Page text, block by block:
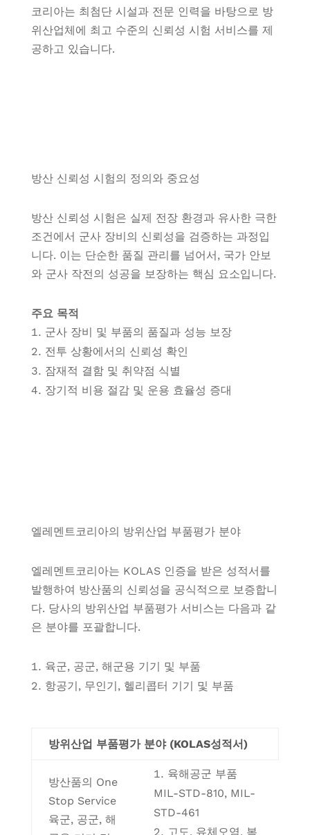
코리아는 최첨단 시설과 전문 인력을 바탕으로 방
위산업체에 최고 수준의 신뢰성 시험 서비스를 제
공하고 있습니다.
방산 신뢰성 시험의 정의와 중요성
방산 신뢰성 시험은 실제 전장 환경과 유사한 극한
조건에서 군사 장비의 신뢰성을 검증하는 과정입
니다. 이는 단순한 품질 관리를 넘어서, 국가 안보
와 군사 작전의 성공을 보장하는 핵심 요소입니다.
주요 목적
군사 장비 및 부품의 품질과 성능 보장
전투 상황에서의 신뢰성 확인
잠재적 결함 및 취약점 식별
장기적 비용 절감 및 운용 효율성 증대
엘레멘트코리아의 방위산업 부품평가 분야
엘레멘트코리아는 KOLAS 인증을 받은 성적서를
발행하여 방산품의 신뢰성을 공식적으로 보증합니
다. 당사의 방위산업 부품평가 서비스는 다음과 같
은 분야를 포괄합니다.
육군, 공군, 해군용 기기 및 부품
항공기, 무인기, 헬리콥터 기기 및 부품
방위산업 부품평가 분야 (KOLAS성적서)
방산품의 One
Stop Service
육군, 공군, 해
육해공군 부품
MIL-STD-810, MIL-
STD-461
고도, 유체오염, 복